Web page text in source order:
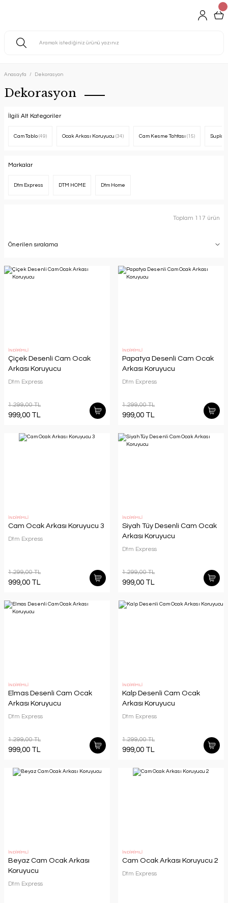
Anasayfa Dekorasyon
Dekorasyon
İlgili Alt Kategoriler
Cam Tablo (49) Ocak Arkası Koruyucu (34) Cam Kesme Tahtası (15) Supla
Markalar
Dtm Express DTM HOME Dtm Home
Toplam 117 ürün
İNDİRİMLİ
Çiçek Desenli Cam Ocak
Arkası Koruyucu
Dtm Express
1.299,00 TL
999,00 TL
İNDİRİMLİ
Papatya Desenli Cam Ocak
Arkası Koruyucu
Dtm Express
1.299,00 TL
999,00 TL
İNDİRİMLİ
Cam Ocak Arkası Koruyucu 3
Dtm Express
1.299,00 TL
999,00 TL
İNDİRİMLİ
Siyah Tüy Desenli Cam Ocak
Arkası Koruyucu
Dtm Express
1.299,00 TL
999,00 TL
İNDİRİMLİ
Elmas Desenli Cam Ocak
Arkası Koruyucu
Dtm Express
1.299,00 TL
999,00 TL
İNDİRİMLİ
Kalp Desenli Cam Ocak
Arkası Koruyucu
Dtm Express
1.299,00 TL
999,00 TL
İNDİRİMLİ
Beyaz Cam Ocak Arkası
Koruyucu
Dtm Express
İNDİRİMLİ
Cam Ocak Arkası Koruyucu 2
Dtm Express